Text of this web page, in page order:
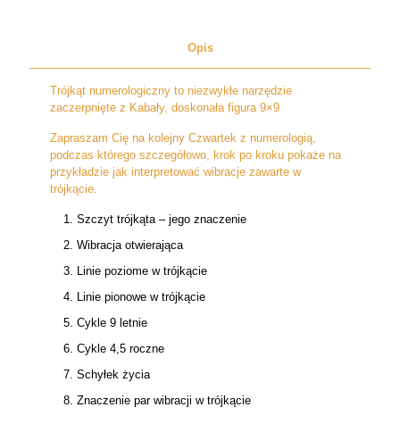
Opis
Trójkąt numerologiczny to niezwykłe narzędzie
zaczerpnięte z Kabały, doskonała figura 9×9
Zapraszam Cię na kolejny Czwartek z numerologią,
podczas którego szczegółowo, krok po kroku pokaże na
przykładzie jak interpretować wibracje zawarte w
trójkącie.
Szczyt trójkąta – jego znaczenie
Wibracja otwierająca
Linie poziome w trójkącie
Linie pionowe w trójkącie
Cykle 9 letnie
Cykle 4,5 roczne
Schyłek życia
Znaczenie par wibracji w trójkącie